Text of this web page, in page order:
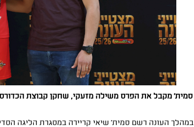
סמית' מקבל את הפרס משילה מזעקי, שחקן קבוצת